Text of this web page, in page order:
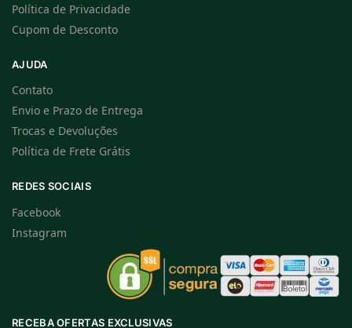
Política de Privacidade
Cupom de Desconto
AJUDA
Contato
Envio e Prazo de Entrega
Trocas e Devoluções
Política de Frete Grátis
REDES SOCIAIS
Facebook
Instagram
RECEBA OFERTAS EXCLUSIVAS